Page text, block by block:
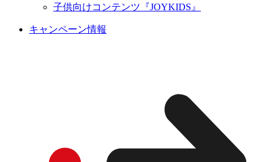
子供向けコンテンツ『JOYKIDS』
キャンペーン情報